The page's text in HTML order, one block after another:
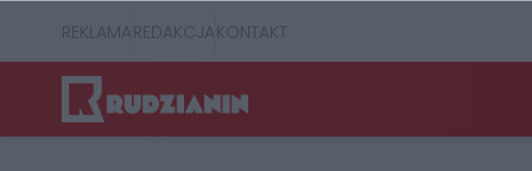
REKLAMAREDAKCJAKONTAKT